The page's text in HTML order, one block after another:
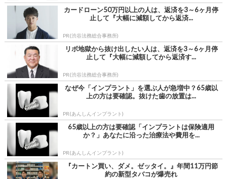
カードローン50万円以上の人は、返済を3～6ヶ月停
止して『大幅に減額してから返済...
PR(渋谷法務総合事務所)
リボ地獄から抜け出したい人は、返済を3～6ヶ月停
止して『大幅に減額してから返済す...
PR(渋谷法務総合事務所)
なぜ今「インプラント」を選ぶ人が急増中？65歳以
上の方は要確認。抜けた歯の放置は...
PR(あんしんインプラント)
65歳以上の方は要確認「インプラントは保険適用
か？」あなたに沿った治療法や費用を...
PR(あんしんインプラント)
『カートン買い、ダメ。ゼッタイ。』年間11万円節
約の新型タバコが爆売れ